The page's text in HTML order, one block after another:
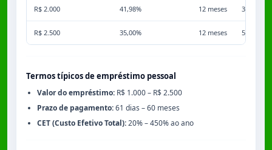
R$ 2.000 41,98% 12 meses 3,50%
R$ 2.500 35,00% 12 meses 5,00%
Termos típicos de empréstimo pessoal
Valor do empréstimo: R$ 1.000 – R$ 2.500
Prazo de pagamento:61 dias – 60 meses
CET (Custo Efetivo Total):20% – 450% ao ano